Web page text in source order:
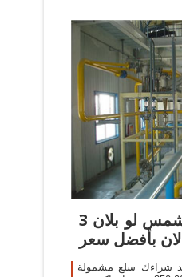
زجاجه زيت عباد الشمس لو بلان 3
شراءك سلع مشمولة